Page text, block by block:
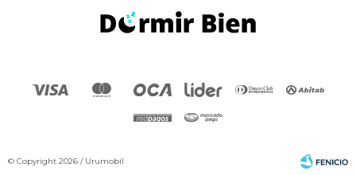
© Copyright 2026 / Urumobil